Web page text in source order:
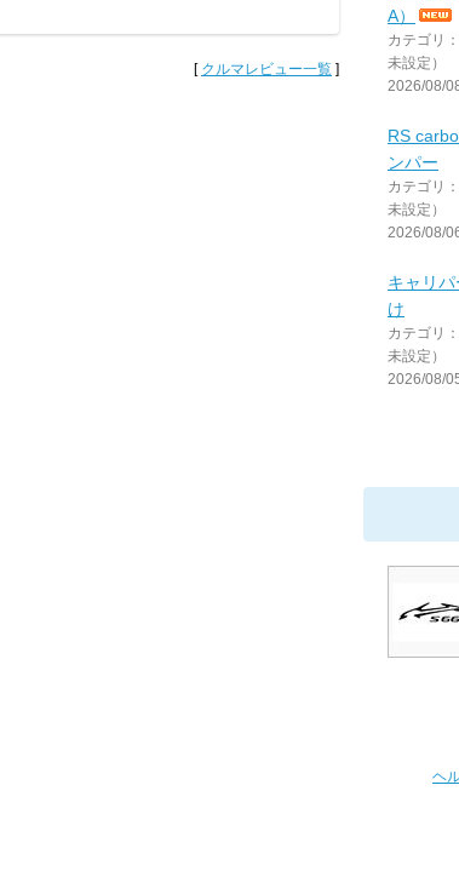
[ クルマレビュー一覧 ]
A）
カテゴリ
未設定）
2026/08/
RS
ンパー
カテゴリ
未設定）
2026/08/
キャリ
け
カテゴリ
未設定）
2026/08/
ヘ